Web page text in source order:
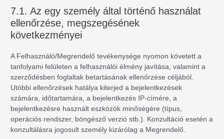
7.1. Az egy személy által történő használat
ellenőrzése, megszegésének
következményei
A Felhasználó/Megrendelő tevékenysége nyomon követett a
tanfolyami felületen a felhasználói élmény javítása, valamint a
szerződésben foglaltak betartásának ellenőrzése céljából.
Utóbbi ellenőrzések hatálya kiterjed a bejelentkezések
számára, időtartamára, a bejelentkezés IP-címére, a
bejelentkezésre használt eszközök minőségére (típus,
operációs rendszer, böngésző verzió stb.). Konzultáció esetén a
konzultálásra jogosult személy kizárólag a Megrendelő.